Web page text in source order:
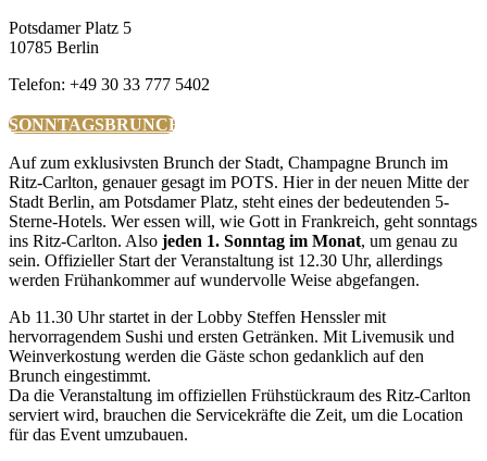
Potsdamer Platz 5
10785 Berlin
Telefon: +49 30 33 777 5402
SONNTAGSBRUNCH
Auf zum exklusivsten Brunch der Stadt, Champagne Brunch im
Ritz-Carlton, genauer gesagt im POTS. Hier in der neuen Mitte der
Stadt Berlin, am Potsdamer Platz, steht eines der bedeutenden 5-
Sterne-Hotels. Wer essen will, wie Gott in Frankreich, geht sonntags
ins Ritz-Carlton. Also jeden 1. Sonntag im Monat, um genau zu
sein. Offizieller Start der Veranstaltung ist 12.30 Uhr, allerdings
werden Frühankommer auf wundervolle Weise abgefangen.
Ab 11.30 Uhr startet in der Lobby Steffen Henssler mit
hervorragendem Sushi und ersten Getränken. Mit Livemusik und
Weinverkostung werden die Gäste schon gedanklich auf den
Brunch eingestimmt.
Da die Veranstaltung im offiziellen Frühstückraum des Ritz-Carlton
serviert wird, brauchen die Servicekräfte die Zeit, um die Location
für das Event umzubauen.